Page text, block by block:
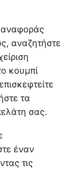
αναφοράς
αναζητήστε
κουμπί
τα
σας.
έναν
τις